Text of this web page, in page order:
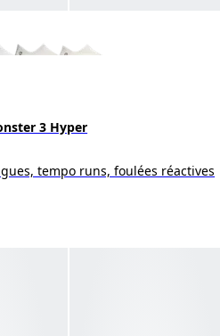
3 Hyper
tempo runs, foulées réactives